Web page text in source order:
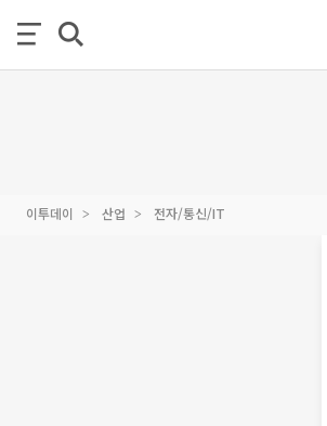
이투데이 산업 전자/통신/IT